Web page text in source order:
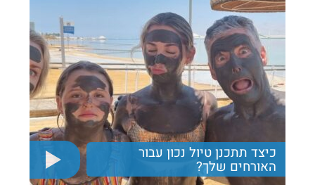
כיצד תתכנן טיול נכון עבור
האורחים שלך?